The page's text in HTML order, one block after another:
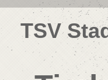
TSV